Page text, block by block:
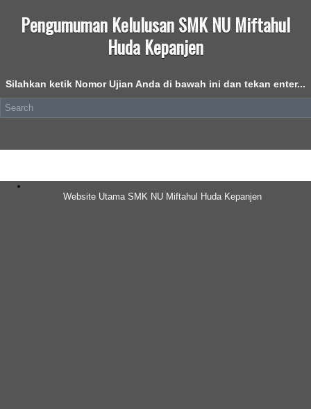
Pengumuman Kelulusan SMK NU Miftahul
Huda Kepanjen
Silahkan ketik Nomor Ujian Anda di bawah ini dan tekan enter...
Website Utama SMK NU Miftahul Huda Kepanjen